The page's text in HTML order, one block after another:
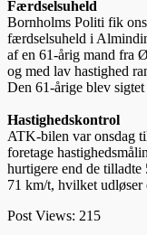
Færdselsuheld
Bornholms Politi fik
færdselsuheld i
af en 61-årig mand fra
og med lav hastighed
Den 61-årige blev
Hastighedskontrol
ATK-bilen var onsdag
foretage
hurtigere end de
71 km/t, hvilket
Post Views: 215